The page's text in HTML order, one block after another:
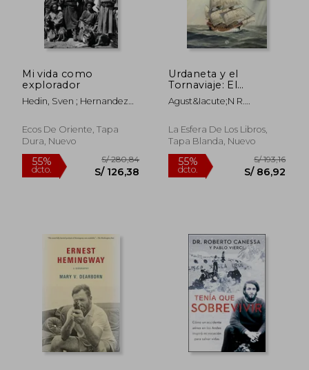
dcto. S/ 46,30 dcto.
Mi vida como
explorador
Hedin, Sven ; Hernandez
Ecos De Oriente, Tapa
Dura, Nuevo
Urdaneta y el
Tornaviaje: El
Descubrimiento de la
Ruta Marítima que
Agust&Iacute;N R.
Gonz&Aacute;Lez
La Esfera De Los Libros,
Tapa Blanda, Nuevo